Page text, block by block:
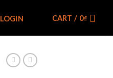
LOGIN CART / 0₫